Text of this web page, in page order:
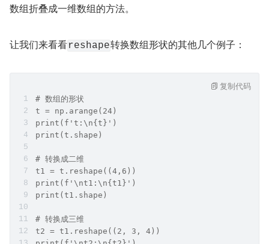
数组折叠成一维数组的方法。
让我们来看看reshape转换数组形状的其他几个例子：
# 数组的形状
t = np.arange(24)
print(f't:\n{t}')
print(t.shape)
# 转换成二维
t1 = t.reshape((4,6))
print(f'\nt1:\n{t1}')
print(t1.shape)
# 转换成三维
t2 = t1.reshape((2, 3, 4))
复制代码